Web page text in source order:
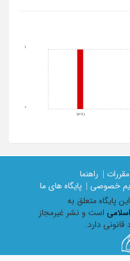
1381
0
1
|
راهنما
خصوصی |
پایگاه های ما
پايگاه متعلق به
است و نشر غیرمجاز
قانونی دارد.